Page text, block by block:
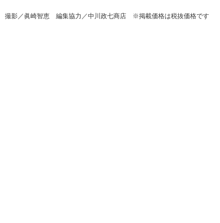
撮影／眞崎智恵 編集協力／中川政七商店 ※掲載価格は税抜価格です